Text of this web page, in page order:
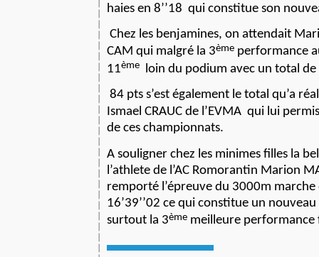
haies en 8’’18 qui constitue son
Chez les benjamines, on attendait
CAM qui malgré la 3ème performance
11ème
loin du podium avec un total
84 pts s’est également le total qu’a
Ismael CRAUC de l’EVMA qui lui
de ces championnats.
A souligner chez les minimes filles la
l’athlete de l’AC Romorantin Marion
remporté l’épreuve du 3000m marche
16’39’’02 ce qui constitue un
surtout la 3ème meilleure performance